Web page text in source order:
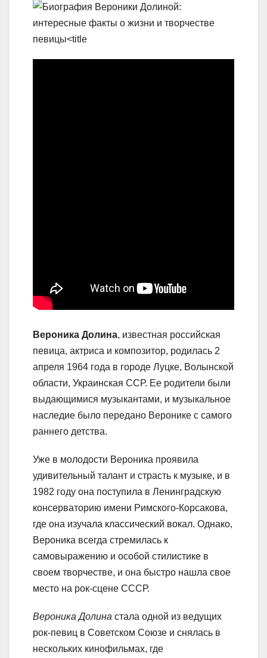
Вероника Долина, известная российская
певица, актриса и композитор, родилась 2
апреля 1964 года в городе Луцке, Волынской
области, Украинская ССР. Ее родители были
выдающимися музыкантами, и музыкальное
наследие было передано Веронике с самого
раннего детства.
Уже в молодости Вероника проявила
удивительный талант и страсть к музыке, и в
1982 году она поступила в Ленинградскую
консерваторию имени Римского-Корсакова,
где она изучала классический вокал. Однако,
Вероника всегда стремилась к
самовыражению и особой стилистике в
своем творчестве, и она быстро нашла свое
место на рок-сцене СССР.
Вероника Долина стала одной из ведущих
рок-певиц в Советском Союзе и снялась в
нескольких кинофильмах, где